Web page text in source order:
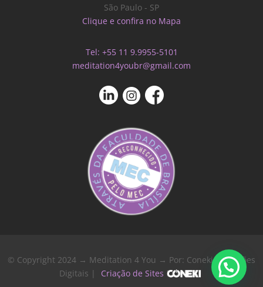
São Paulo - SP
Clique e confira no Mapa
Tel: +55 11 9.9955-5101
meditation4youbr@gmail.com
© Copyright 2024 → Meditation 4 You → Por: Coneki - Soluções
Digitais |
Criação de Sites